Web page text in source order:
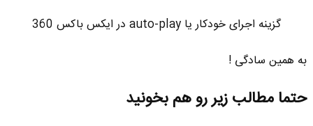
گزینه اجرای خودکار یا auto-play در ایکس باکس 360
به همین سادگی !
حتما مطالب زیر رو هم بخونید